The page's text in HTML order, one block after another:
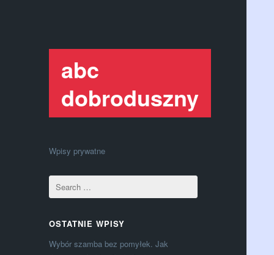
abc
dobroduszny
Wpisy prywatne
OSTATNIE WPISY
Wybór szamba bez pomyłek. Jak